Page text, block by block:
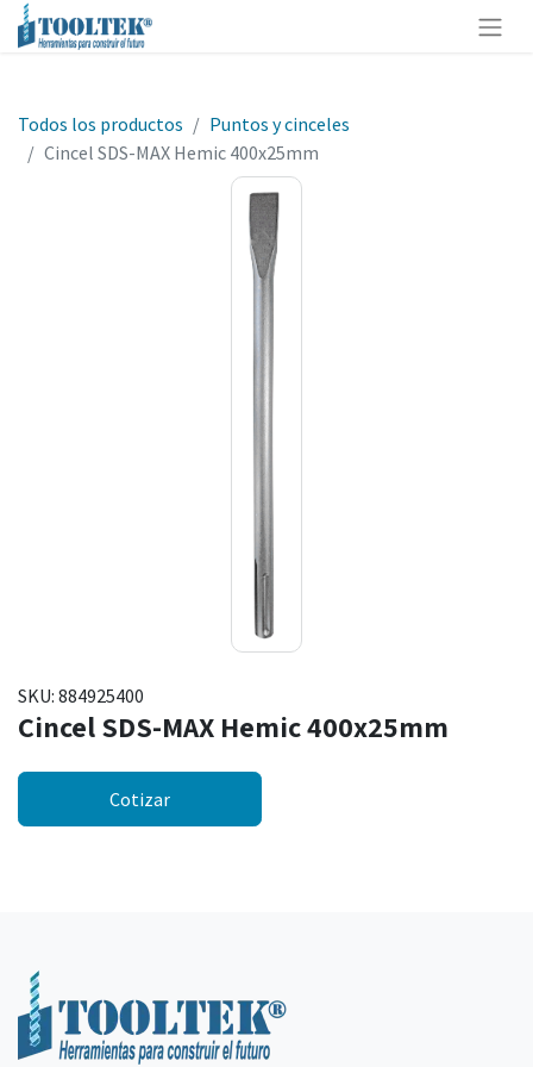
Todos los productos
Puntos y cinceles
Cincel SDS-MAX Hemic 400x25mm
SKU: 884925400
Cincel SDS-MAX Hemic 400x25mm
Cotizar